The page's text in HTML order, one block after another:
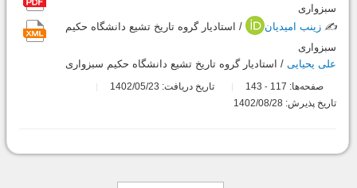
سبزواری
✍️ زینب امیدیان
/ استادیار گروه تاریخ تشیع دانشگاه حکیم
سبزواری
علی یحیایی / استادیار گروه تاریخ تشیع دانشگاه حکیم سبزواری
صفحه‌ها: 117
-
تاریخ دریافت: 1402/05/23
تاریخ پذیرش: 1402/08/28